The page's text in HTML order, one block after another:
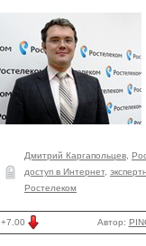
Дмитрий Каргапольцев
доступ в Интернет,
Ростелеком
+7.00 Автор: